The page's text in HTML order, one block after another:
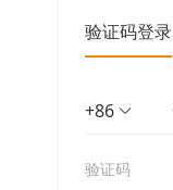
验证码登录
+86